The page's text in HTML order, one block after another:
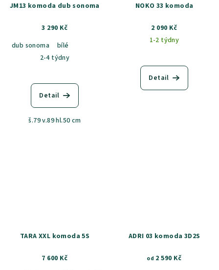
JM13 komoda dub sonoma
3 290 Kč
dub sonoma
bílé
2-4 týdny
Detail
š.79 v.89 hl.50 cm
NOKO 33 komoda
2 090 Kč
1-2 týdny
Detail
TARA XXL komoda 5S
7 600 Kč
ADRI 03 komoda 3D2S
od 2 590 Kč